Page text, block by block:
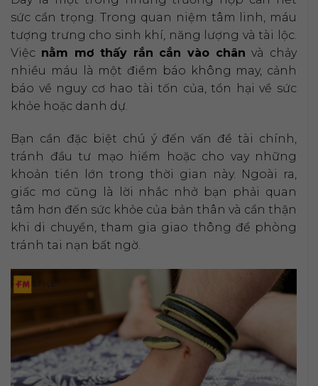
sức cẩn trọng. Trong quan niệm tâm linh, máu
tượng trưng cho sinh khí, năng lượng và tài lộc.
Việc nằm mơ thấy rắn cắn vào chân và chảy
nhiều máu là một điềm báo không may, cảnh
báo về nguy cơ hao tài tốn của, tổn hại về sức
khỏe hoặc danh dự.
Bạn cần đặc biệt chú ý đến vấn đề tài chính,
tránh đầu tư mạo hiểm hoặc cho vay những
khoản tiền lớn trong thời gian này. Ngoài ra,
giấc mơ cũng là lời nhắc nhở bạn phải quan
tâm hơn đến sức khỏe của bản thân và cẩn thận
khi di chuyển, tham gia giao thông để phòng
tránh tai nạn bất ngờ.